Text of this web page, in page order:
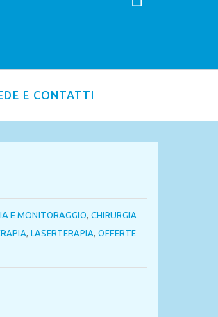
E CONTATTI
E MONITORAGGIO CHIRURGIA
LASERTERAPIA OFFERTE